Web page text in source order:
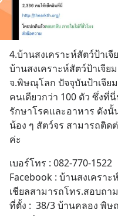
4.บ้านสงเคราะห์สัตว์ป้าเ
บ้านสงเคราะห์สัตว์ป้าเจี
จ.พิษณุโลก ปัจจุบันป้าเจีย
คนเดียวกว่า 100 ตัว ซึ่ง
รักษาโรคและอาหาร ดัง
น้อง ๆ สัตว์จร สามารถติด
ค่ะ
เบอร์โทร : 082-770-1522
Facebook : บ้านสงเคราะ
เชียลสามารถโทร.สอบถา
ที่ตั้ง :  38/3 บ้านคลอง พิ